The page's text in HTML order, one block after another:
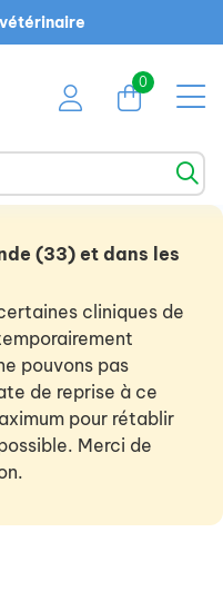
0
(33) et dans les
cliniques de
pouvons pas
de reprise à ce
pour rétablir
Merci de